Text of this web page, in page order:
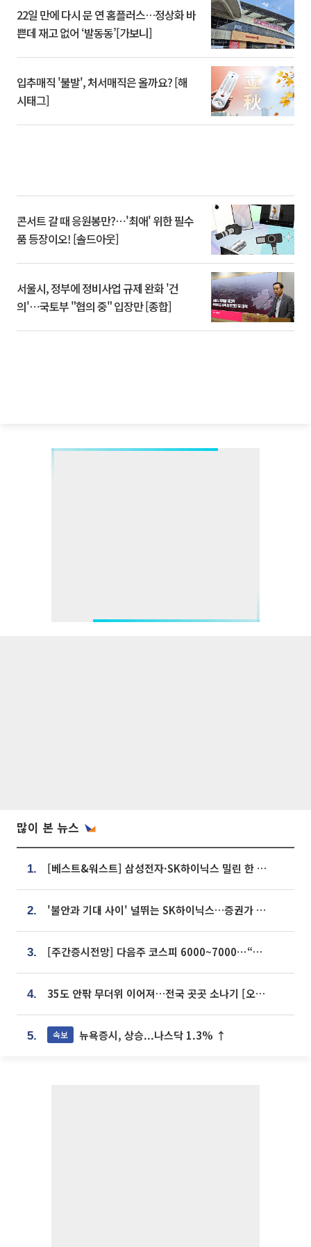
22일 만에 다시 문 연 홈플러스…정상화 바
쁜데 재고 없어 ‘발동동’[가보니]
입추매직 '불발', 처서매직은 올까요? [해
시태그]
콘서트 갈 때 응원봉만?⋯'최애' 위한 필수
품 등장이오! [솔드아웃]
서울시, 정부에 정비사업 규제 완화 '건
의'⋯국토부 "협의 중" 입장만 [종합]
많이 본 뉴스
1. [베스트&워스트] 삼성전자·SK하이닉스 밀린 한 주…상상인증권은 85% 급등
2. '불안과 기대 사이' 널뛰는 SK하이닉스…증권가 "HBM4·LTA 기반 펀터멘털 견고"
3. [주간증시전망] 다음주 코스피 6000~7000⋯“外人 수급은 정책이 변수”
4. 35도 안팎 무더위 이어져…전국 곳곳 소나기 [오늘 날씨]
5. 속보 뉴욕증시, 상승...나스닥 1.3% ↑